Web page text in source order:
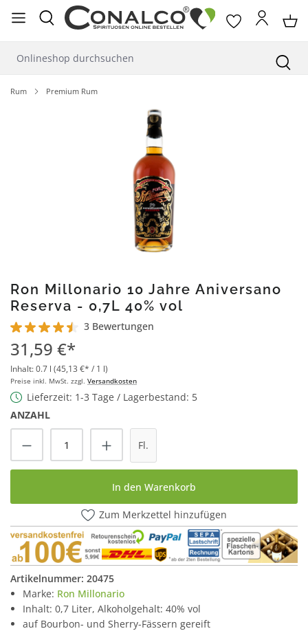
springen
Rum Premium Rum
Ron Millonario 10 Jahre Aniversano
Reserva - 0,7L 40% vol
Durchschnittliche Bewertung von 4.5 von 5 Sternen
3 Bewertungen
31,59 €*
Inhalt:0.7 l (45,13 €* / 1 l)
Preise inkl. MwSt. zzgl. Versandkosten
Lieferzeit: 1-3 Tage / Lagerbestand: 5
ANZAHL
Produkt Anzahl: Gib den gewünschten
Fl.
In den Warenkorb
Zum Merkzettel hinzufügen
Artikelnummer: 20475
Marke: Ron Millonario
Inhalt: 0,7 Liter, Alkoholgehalt: 40% vol
auf Bourbon- und Sherry-Fässern gereift